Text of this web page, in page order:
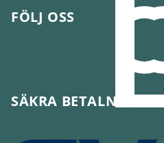
FÖLJ OSS
SÄKRA BETALNINGAR